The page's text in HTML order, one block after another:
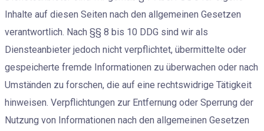
Inhalte auf diesen Seiten nach den allgemeinen Gesetzen
verantwortlich. Nach §§ 8 bis 10 DDG sind wir als
Diensteanbieter jedoch nicht verpflichtet, übermittelte oder
gespeicherte fremde Informationen zu überwachen oder nach
Umständen zu forschen, die auf eine rechtswidrige Tätigkeit
hinweisen. Verpflichtungen zur Entfernung oder Sperrung der
Nutzung von Informationen nach den allgemeinen Gesetzen